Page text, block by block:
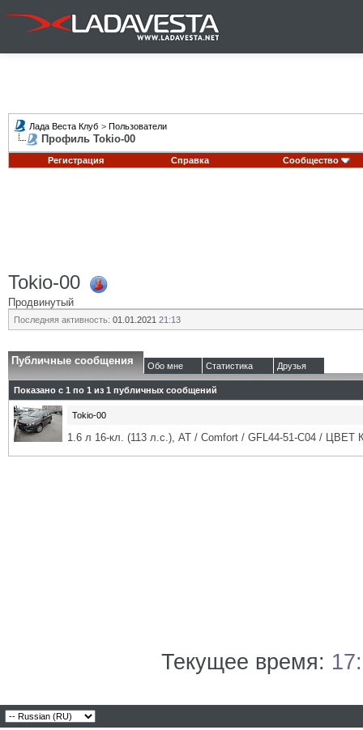
Лада Веста Клуб > Пользователи
Профиль Tokio-00
Регистрация Справка Сообщество
Tokio-00
Продвинутый
Последняя активность: 01.01.2021 21:13
Публичные сообщения Обо мне Статистика Друзья
Показано с 1 по 1 из 1 публичных сообщений
Tokio-00
1.6 л 16-кл. (113 л.с.), АТ / Comfort / GFL44-51-C04 / ЦВЕТ
Текущее время: